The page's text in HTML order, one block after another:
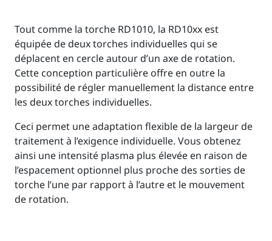
Tout comme la torche RD1010, la RD10xx est
équipée de deux torches individuelles qui se
déplacent en cercle autour d’un axe de rotation.
Cette conception particulière offre en outre la
possibilité de régler manuellement la distance entre
les deux torches individuelles.
Ceci permet une adaptation flexible de la largeur de
traitement à l’exigence individuelle. Vous obtenez
ainsi une intensité plasma plus élevée en raison de
l’espacement optionnel plus proche des sorties de
torche l’une par rapport à l’autre et le mouvement
de rotation.